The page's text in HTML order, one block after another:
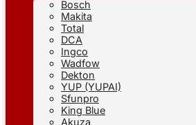
Bosch
Makita
Total
DCA
Ingco
Wadfow
Dekton
YUP (YUPAI)
Sfunpro
King Blue
Akuza